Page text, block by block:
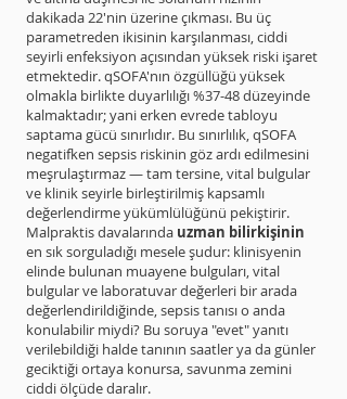
dakikada 22'nin üzerine çıkması. Bu üç
parametreden ikisinin karşılanması, ciddi
seyirli enfeksiyon açısından yüksek riski işaret
etmektedir. qSOFA'nın özgüllüğü yüksek
olmakla birlikte duyarlılığı %37-48 düzeyinde
kalmaktadır; yani erken evrede tabloyu
saptama gücü sınırlıdır. Bu sınırlılık, qSOFA
negatifken sepsis riskinin göz ardı edilmesini
meşrulaştırmaz — tam tersine, vital bulgular
ve klinik seyirle birleştirilmiş kapsamlı
değerlendirme yükümlülüğünü pekiştirir.
Malpraktis davalarında uzman bilirkişinin
en sık sorguladığı mesele şudur: klinisyenin
elinde bulunan muayene bulguları, vital
bulgular ve laboratuvar değerleri bir arada
değerlendirildiğinde, sepsis tanısı o anda
konulabilir miydi? Bu soruya "evet" yanıtı
verilebildiği halde tanının saatler ya da günler
geciktiği ortaya konursa, savunma zemini
ciddi ölçüde daralır.